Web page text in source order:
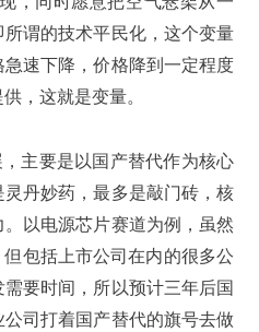
谓的技术平民化，这个变量
速下降，价格降到一定程度
，这就是变量。
主要是以国产替代作为核心
丹妙药，最多是敲门砖，核
以电源芯片赛道为例，虽然
包括上市公司在内的很多公
要时间，所以预计三年后国
司打着国产替代的旗号去做